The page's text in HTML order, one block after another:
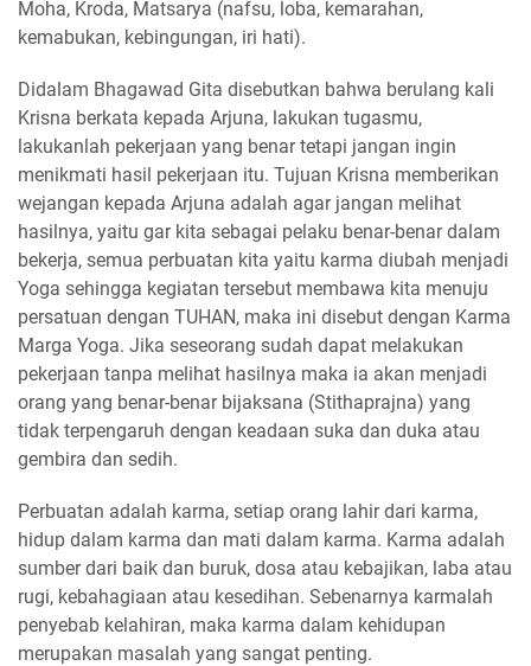
Moha, Kroda, Matsarya (nafsu, loba, kemarahan,
kemabukan, kebingungan, iri hati).
Didalam Bhagawad Gita disebutkan bahwa berulang kali
Krisna berkata kepada Arjuna, lakukan tugasmu,
lakukanlah pekerjaan yang benar tetapi jangan ingin
menikmati hasil pekerjaan itu. Tujuan Krisna memberikan
wejangan kepada Arjuna adalah agar jangan melihat
hasilnya, yaitu gar kita sebagai pelaku benar-benar dalam
bekerja, semua perbuatan kita yaitu karma diubah menjadi
Yoga sehingga kegiatan tersebut membawa kita menuju
persatuan dengan TUHAN, maka ini disebut dengan Karma
Marga Yoga. Jika seseorang sudah dapat melakukan
pekerjaan tanpa melihat hasilnya maka ia akan menjadi
orang yang benar-benar bijaksana (Stithaprajna) yang
tidak terpengaruh dengan keadaan suka dan duka atau
gembira dan sedih.
Perbuatan adalah karma, setiap orang lahir dari karma,
hidup dalam karma dan mati dalam karma. Karma adalah
sumber dari baik dan buruk, dosa atau kebajikan, laba atau
rugi, kebahagiaan atau kesedihan. Sebenarnya karmalah
penyebab kelahiran, maka karma dalam kehidupan
merupakan masalah yang sangat penting.